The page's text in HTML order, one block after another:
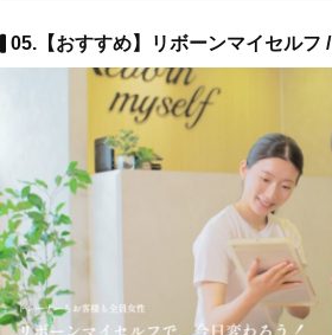
05.【おすすめ】リボーンマイセルフ